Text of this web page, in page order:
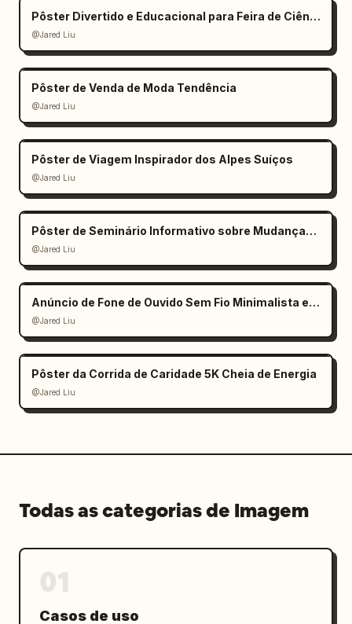
Pôster Divertido e Educacional para Feira de Ciências Infantil
@Jared Liu
Pôster de Venda de Moda Tendência
@Jared Liu
Pôster de Viagem Inspirador dos Alpes Suíços
@Jared Liu
Pôster de Seminário Informativo sobre Mudanças Climáticas
@Jared Liu
Anúncio de Fone de Ouvido Sem Fio Minimalista e Elegante
@Jared Liu
Pôster da Corrida de Caridade 5K Cheia de Energia
@Jared Liu
Todas as categorias de Imagem
Casos de uso